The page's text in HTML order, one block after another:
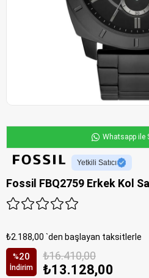
Whatsapp ile
Yetkili Satıcı
Fossil FBQ2759 Erkek Kol
₺2.188,00 `den başlayan taksitlerle
%20
İndirim
₺16.410,00
₺13.128,00